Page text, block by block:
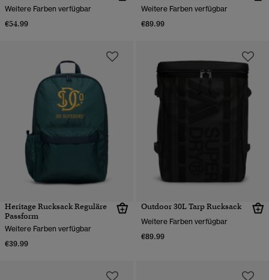
Weitere Farben verfügbar
€54.99
Weitere Farben verfügbar
€89.99
Heritage Rucksack Reguläre
Passform
Weitere Farben verfügbar
€39.99
Outdoor 30L Tarp Rucksack
Weitere Farben verfügbar
€89.99